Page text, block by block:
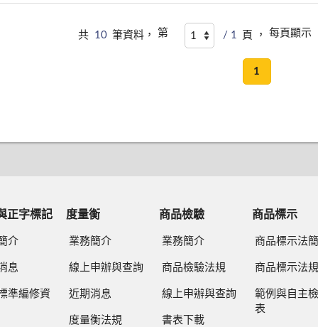
共 10 筆資料， 第 / 1 頁 ， 每頁顯示
1
正字標記
介
息
準編修資
度量衡
業務簡介
線上申辦與查詢
近期消息
度量衡法規
商品檢驗
業務簡介
商品檢驗法規
線上申辦與查詢
書表下載
商品標示
商品標示法
商品標示法
範例與自主
表